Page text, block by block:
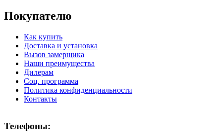
Порошковое напыление "Шелк"
Покупателю
Как купить
Доставка и установка
Вызов замерщика
Наши преимущества
Дилерам
Соц. программа
Политика конфиденциальности
Контакты
Телефоны: